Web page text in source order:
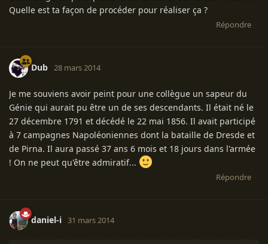
Quelle est ta façon de procéder pour réaliser ça ?
Répondre
Dub 28 mars 2014
Je me souviens avoir peint pour une collègue un sapeur du
Génie qui aurait pu être un de ses descendants. Il était né le
27 décembre 1791 et décédé le 22 mai 1856. Il avait participé
à 7 campagnes Napoléoniennes dont la bataille de Dresde et
de Pirna. Il aura passé 37 ans 6 mois et 18 jours dans l'armée
! On ne peut qu'être admiratif...
Répondre
daniel-i 31 mars 2014